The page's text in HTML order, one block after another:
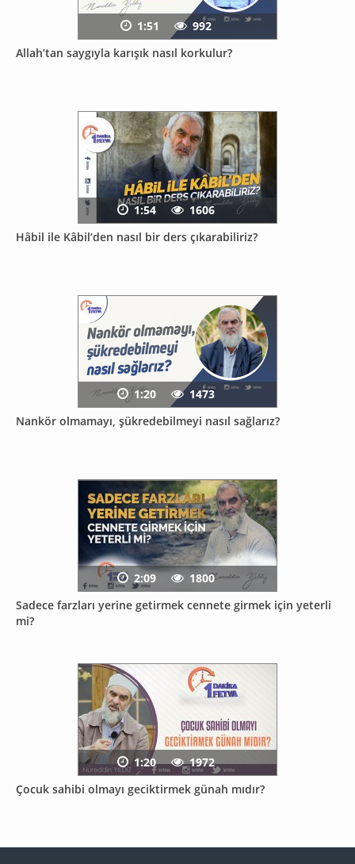
Allah’tan saygıyla karışık nasıl korkulur?
1:51 992
Hâbil ile Kâbil’den nasıl bir ders çıkarabiliriz?
1:54 1606
Nankör olmamayı, şükredebilmeyi nasıl sağlarız?
1:20 1473
Sadece farzları yerine getirmek cennete girmek için yeterli
mi?
2:09 1800
Çocuk sahibi olmayı geciktirmek günah mıdır?
1:20 1972